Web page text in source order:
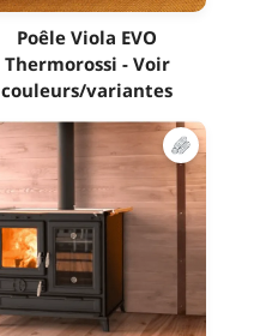
Poêle Viola EVO
Thermorossi - Voir
couleurs/variantes